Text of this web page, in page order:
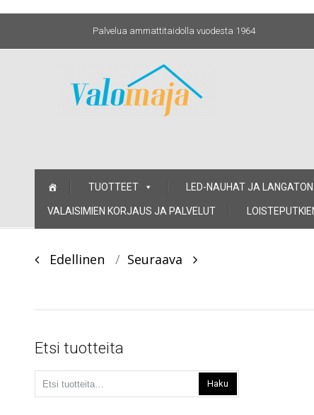
Palvelua ammattitaidolla vuodesta 1964
TUOTTEET LED-NAUHAT JA
VALAISIMIEN KORJAUS JA PALVELUT
Post
Edellinen Seuraava
Etsi tuotteita
Haku